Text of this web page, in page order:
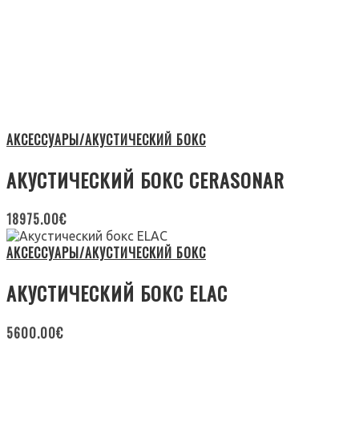
АКСЕССУАРЫ/АКУСТИЧЕСКИЙ БОКС
АКУСТИЧЕСКИЙ БОКС CERASONAR
18975.00€
АКСЕССУАРЫ/АКУСТИЧЕСКИЙ БОКС
АКУСТИЧЕСКИЙ БОКС ELAC
5600.00€